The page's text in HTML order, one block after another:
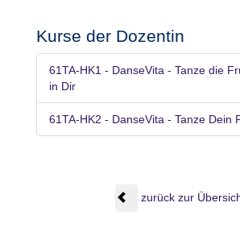
Kurse der Dozentin
61TA-HK1 - DanseVita - Tanze die
in Dir
61TA-HK2 - DanseVita - Tanze Dein
zurück zur